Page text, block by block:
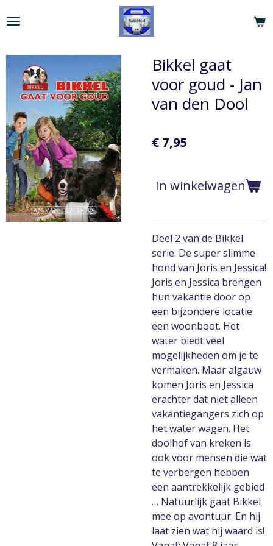
direct
de
hoofdinhoud
Bikkel gaat
voor goud - Jan
van den Dool
€ 7,95
In winkelwagen
Deel 2 van de Bikkel
serie. De super slimme
hond van Joris en Jessica!
Joris en Jessica brengen
hun vakantie door op
een bijzondere locatie:
een woonboot. Het
water biedt veel
mogelijkheden om je te
vermaken. Maar algauw
komen Joris en Jessica
erachter dat niet alleen
vakantiegangers zich op
het water wagen. Het
doolhof van kreken is
ook voor mensen die wat
te verbergen hebben
een aantrekkelijk gebied
… Natuurlijk gaat Bikkel
mee op avontuur. En hij
laat zien wat hij waard is!